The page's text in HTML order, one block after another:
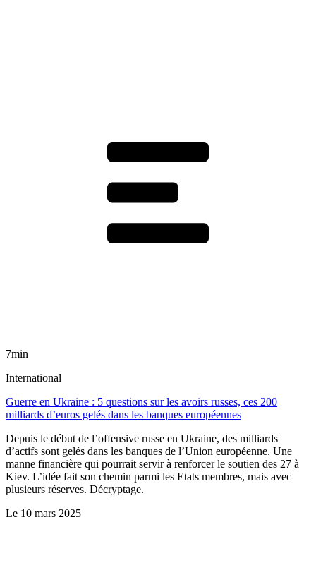
7min
International
Guerre en Ukraine : 5 questions sur les avoirs russes, ces 200
milliards d’euros gelés dans les banques européennes
Depuis le début de l’offensive russe en Ukraine, des milliards
d’actifs sont gelés dans les banques de l’Union européenne. Une
manne financière qui pourrait servir à renforcer le soutien des 27 à
Kiev. L’idée fait son chemin parmi les Etats membres, mais avec
plusieurs réserves. Décryptage.
Le 10 mars 2025